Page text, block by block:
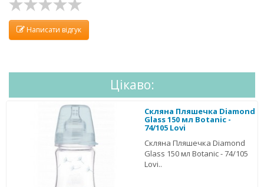
Написати відгук
Цікаво:
Скляна Пляшечка Diamond
Glass 150 мл Botanic -
74/105 Lovi
Скляна Пляшечка Diamond
Glass 150 мл Botanic - 74/105
Lovi..